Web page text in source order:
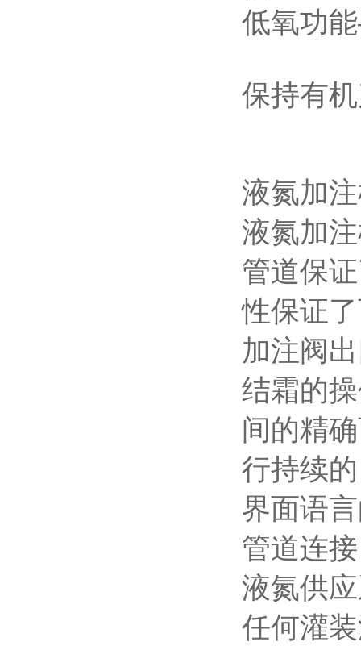
低氧功
保持有
液氮加
液氮加
管道保
性保证
加注阀
结霜的
间的精
行持续
界面语
管道连
液氮供
任何灌